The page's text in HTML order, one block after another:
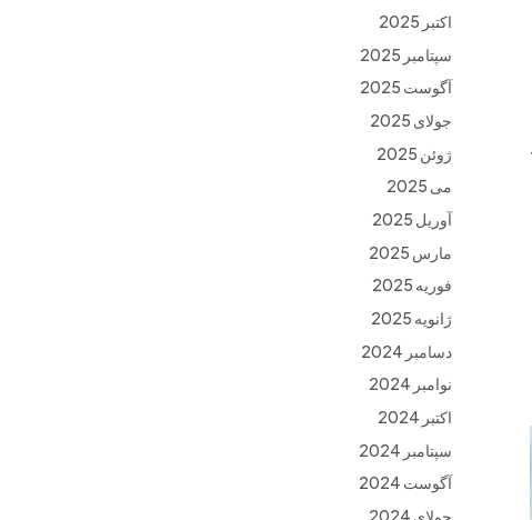
اکتبر 2025
سپتامبر 2025
آگوست 2025
جولای 2025
ژوئن 2025
می 2025
آوریل 2025
مارس 2025
فوریه 2025
ژانویه 2025
دسامبر 2024
نوامبر 2024
اکتبر 2024
سپتامبر 2024
آگوست 2024
جولای 2024